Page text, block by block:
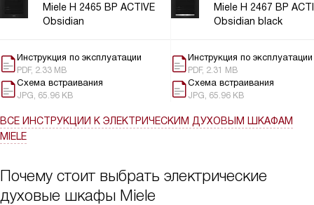
сохранить мои фирменные рецепты для быстрого доступа
одним касанием.
Miele H 2465 BP ACTIVE
Obsidian
Инструкция по эксплуатации
PDF, 2.33 MB
Схема встраивания
JPG, 65.96 KB
Miele H 2467 BP
Obsidian black
Инструкция по эксплуатации
PDF, 2.31 MB
Схема встраивания
JPG, 65.96 KB
ВСЕ ИНСТРУКЦИИ К ЭЛЕКТРИЧЕСКИМ ДУХОВЫМ ШКАФАМ
MIELE
Почему стоит выбрать электрические
духовые шкафы Miele